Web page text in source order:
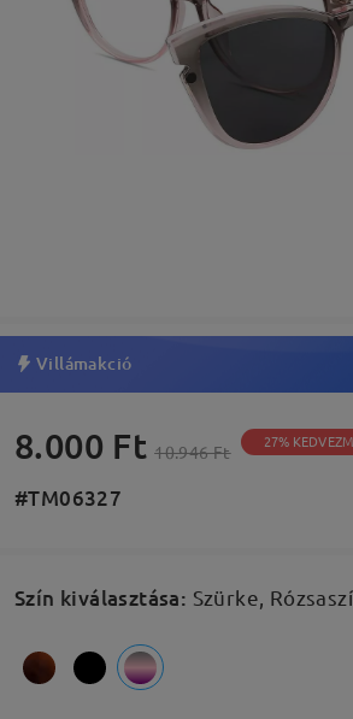
Villámakció
8.000 Ft 10.946 Ft 27%
#TM06327
Szín kiválasztása: Szürke,